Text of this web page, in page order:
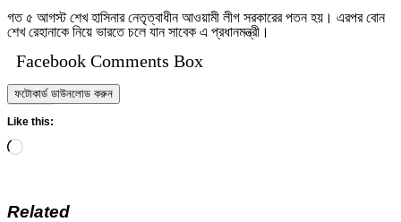
গত ৫ আগস্ট শেখ হাসিনার নেতৃত্বাধীন আওয়ামী লীগ সরকারের পতন হয়। এরপর বোন
শেখ রেহানাকে নিয়ে ভারতে চলে যান সাবেক এ প্রধানমন্ত্রী।
Facebook Comments Box
ফটোকার্ড ডাউনলোড করুন
Like this:
Loading…
Related